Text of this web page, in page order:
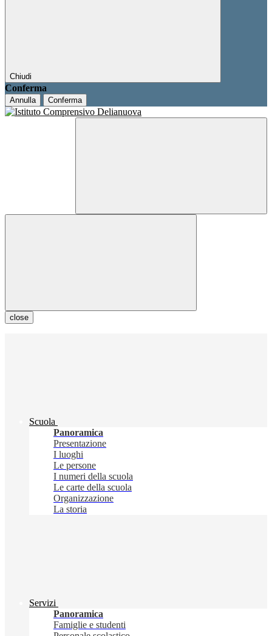
Chiudi
Conferma
Annulla Conferma
close
Scuola
Panoramica
Presentazione
I luoghi
Le persone
I numeri della scuola
Le carte della scuola
Organizzazione
La storia
Servizi
Panoramica
Famiglie e studenti